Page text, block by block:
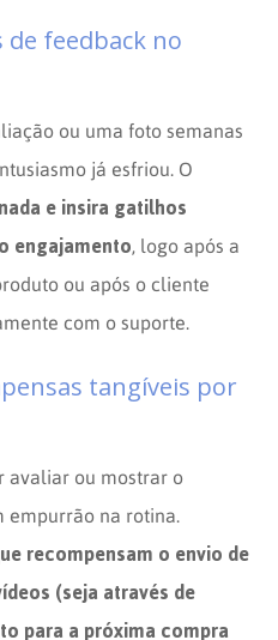
feedback no
ou uma foto semanas
já esfriou. O
e insira gatilhos
engajamento , logo após a
ou após o cliente
com o suporte.
tangíveis por
avaliar ou mostrar o
empurrão na rotina.
recompensam o envio de
(seja através de
para a próxima compra